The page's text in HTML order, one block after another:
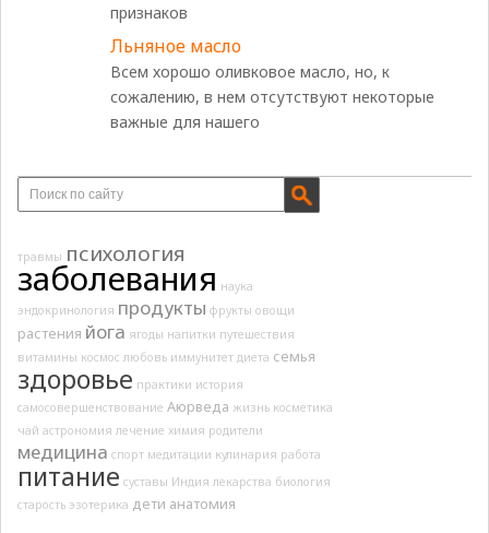
признаков
Льняное масло
Всем хорошо оливковое масло, но, к
сожалению, в нем отсутствуют некоторые
важные для нашего
травмы психология
заболевания наука
эндокринология продукты фрукты овощи
растения йога ягоды напитки путешествия
витамины космос любовь иммунитет диета семья
здоровье практики история
самосовершенствование Аюрведа жизнь косметика
чай астрономия лечение химия родители
медицина спорт медитации кулинария работа
питание суставы Индия лекарства биология
старость эзотерика дети анатомия